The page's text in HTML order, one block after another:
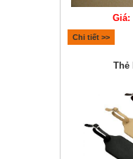
Giá:
Chi tiết >>